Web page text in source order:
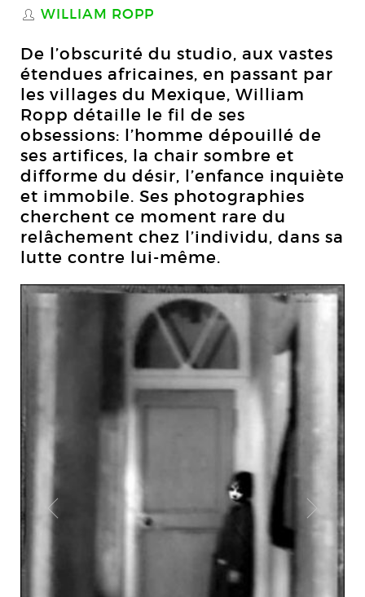
S WILLIAM ROPP
De l’obscurité du studio, aux vastes
étendues africaines, en passant par
les villages du Mexique, William
Ropp détaille le fil de ses
obsessions: l’homme dépouillé de
ses artifices, la chair sombre et
difforme du désir, l’enfance inquiète
et immobile. Ses photographies
cherchent ce moment rare du
relâchement chez l’individu, dans sa
lutte contre lui-même.